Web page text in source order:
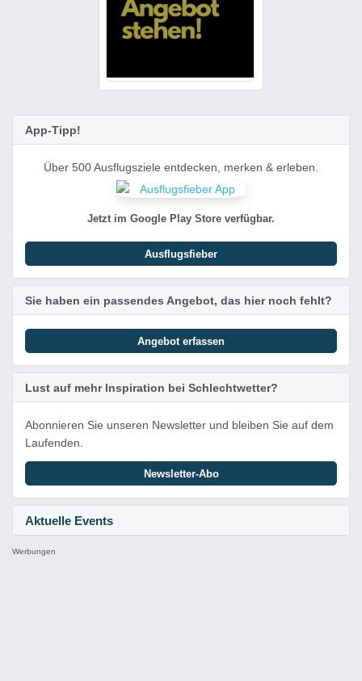
Aktuelle Events
App-Tipp!
Über 500 Ausflugsziele entdecken, merken & erleben.
Jetzt im Google Play Store verfügbar.
Ausflugsfieber
Sie haben ein passendes Angebot, das hier noch fehlt?
Angebot erfassen
Lust auf mehr Inspiration bei Schlechtwetter?
Abonnieren Sie unseren Newsletter und bleiben Sie auf dem
Laufenden.
Newsletter-Abo
Werbungen